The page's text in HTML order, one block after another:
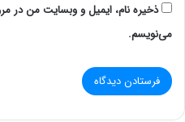
اهمیت شبکه‌های تلفنی محلی
شبکه‌های تلفنی محلی نقش حیاتی
می‌کنند. آن‌ها امکان برقراری
ذخیره نام، ایمیل و وبسایت من در
می‌نویسم.